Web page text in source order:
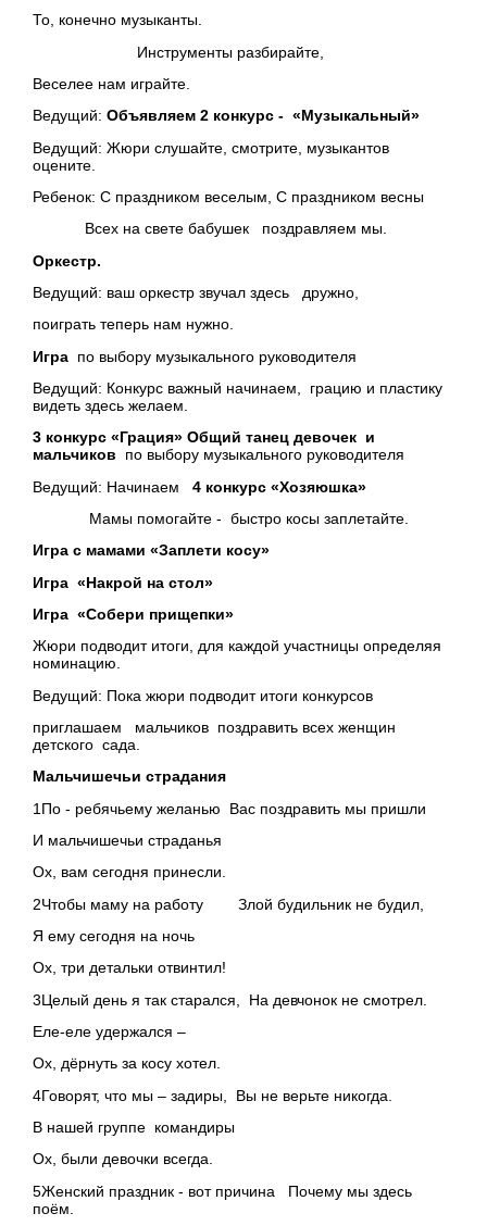
То, конечно музыканты.
Инструменты разбирайте,
Веселее нам играйте.
Ведущий: Объявляем 2 конкурс - «Музыкальный»
Ведущий: Жюри слушайте, смотрите, музыкантов
оцените.
Ребенок: С праздником веселым, С праздником весны
Всех на свете бабушек поздравляем мы.
Оркестр.
Ведущий: ваш оркестр звучал здесь дружно,
поиграть теперь нам нужно.
Игра по выбору музыкального руководителя
Ведущий: Конкурс важный начинаем, грацию и пластику
видеть здесь желаем.
3 конкурс «Грация» Общий танец девочек и
мальчиков по выбору музыкального руководителя
Ведущий: Начинаем 4 конкурс «Хозяюшка»
Мамы помогайте - быстро косы заплетайте.
Игра с мамами «Заплети косу»
Игра «Накрой на стол»
Игра «Собери прищепки»
Жюри подводит итоги, для каждой участницы определяя
номинацию.
Ведущий: Пока жюри подводит итоги конкурсов
приглашаем мальчиков поздравить всех женщин
детского сада.
Мальчишечьи страдания
1По - ребячьему желанью Вас поздравить мы пришли
И мальчишечьи страданья
Ох, вам сегодня принесли.
2Чтобы маму на работу Злой будильник не будил,
Я ему сегодня на ночь
Ох, три детальки отвинтил!
3Целый день я так старался, На девчонок не смотрел.
Еле-еле удержался –
Ох, дёрнуть за косу хотел.
4Говорят, что мы – задиры, Вы не верьте никогда.
В нашей группе командиры
Ох, были девочки всегда.
5Женский праздник - вот причина Почему мы здесь
поём.